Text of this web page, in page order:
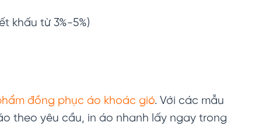
khấu từ 3%-5%)
đồng phục áo khoác gió. Với các mẫu
theo yêu cầu, in áo nhanh lấy ngay trong